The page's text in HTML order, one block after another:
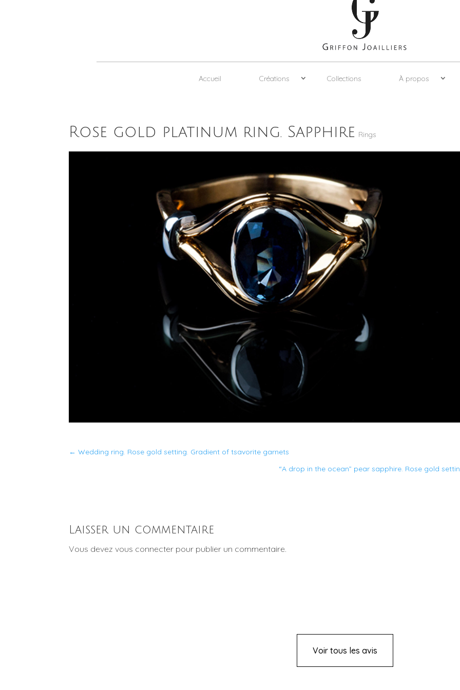
Accueil Créations Collections À propos
Rose gold platinum ring. Sapphire Rings
← Wedding ring. Rose gold setting. Gradient of tsavorite garnets
“A drop in the ocean” pear sapphire. Rose gold
Laisser un commentaire
Vous devezvous connecter pour publier un commentaire.
Voir tous les avis